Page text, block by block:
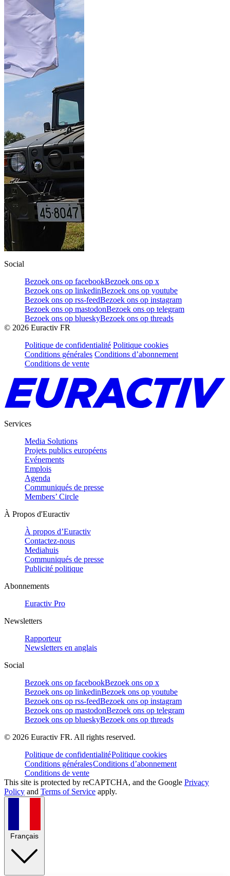
Social
Bezoek ons op facebookBezoek ons op x
Bezoek ons op linkedinBezoek ons op youtube
Bezoek ons op rss-feedBezoek ons op instagram
Bezoek ons op mastodonBezoek ons op telegram
Bezoek ons op blueskyBezoek ons op threads
© 2026 Euractiv FR
Politique de confidentialité Politique cookies
Conditions générales Conditions d’abonnement
Conditions de vente
Services
Media Solutions
Projets publics européens
Evénements
Emplois
Agenda
Communiqués de presse
Members’ Circle
À Propos d'Euractiv
À propos d’Euractiv
Contactez-nous
Mediahuis
Communiqués de presse
Publicité politique
Abonnements
Euractiv Pro
Newsletters
Rapporteur
Newsletters en anglais
Social
Bezoek ons op facebookBezoek ons op x
Bezoek ons op linkedinBezoek ons op youtube
Bezoek ons op rss-feedBezoek ons op instagram
Bezoek ons op mastodonBezoek ons op telegram
Bezoek ons op blueskyBezoek ons op threads
© 2026 Euractiv FR. All rights reserved.
Politique de confidentialitéPolitique cookies
Conditions généralesConditions d’abonnement
Conditions de vente
This site is protected by reCAPTCHA, and the Google Privacy
Policy and Terms of Service apply.
Français